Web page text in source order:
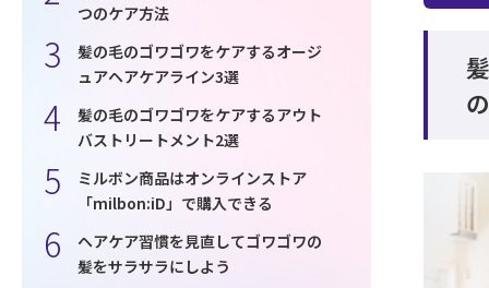
つのケア方法
髪の毛のゴワゴワをケアするオージ
ュアヘアケアライン3選
髪の毛のゴワゴワをケアするアウト
バストリートメント2選
ミルボン商品はオンラインストア
「milbon:iD」で購入できる
ヘアケア習慣を見直してゴワゴワの
髪をサラサラにしよう